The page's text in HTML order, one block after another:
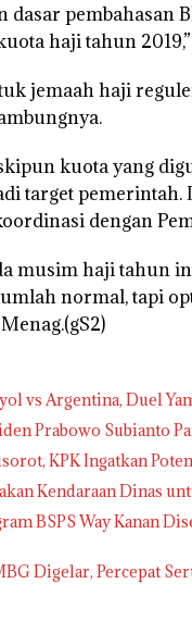
pembahasan
haji tahun
jemaah haji
kuota yang
target
dengan
musim haji tahun
normal, tapi
vs Argentina, Duel
Prabowo Subianto
KPK Ingatkan
Kendaraan Dinas
BSPS Way Kanan
Digelar, Percepat